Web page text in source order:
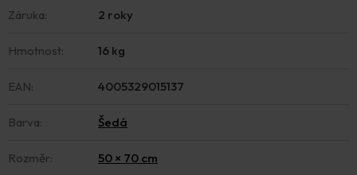
Záruka: 2 roky
Hmotnost: 16 kg
EAN: 4005329015137
Barva: Šedá
Rozměr: 50 × 70 cm